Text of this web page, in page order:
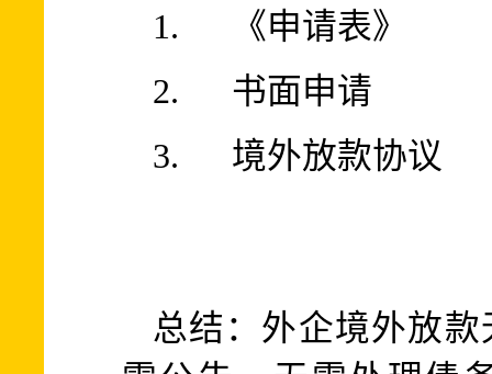
1. 《申请表》
2. 书面申请
3. 境外放款协议
总结：外企境外放